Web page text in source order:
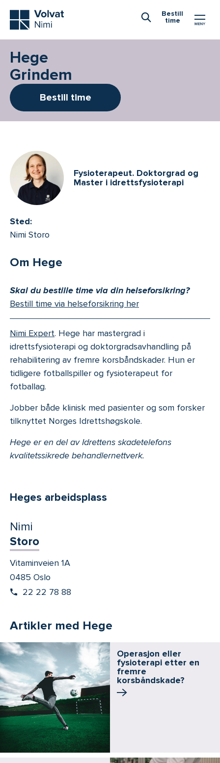
Bestill
time
Hege
Grindem
Bestill time
Fysioterapeut. Doktorgrad og
Master i idrettsfysioterapi
Sted:
Nimi Storo
Om Hege
Skal du bestille time via din helseforsikring?
Bestill time via helseforsikring her
Nimi Expert. Hege har mastergrad i
idrettsfysioterapi og doktorgradsavhandling på
rehabilitering av fremre korsbåndskader. Hun er
tidligere fotballspiller og fysioterapeut for
fotballag.
Jobber både klinisk med pasienter og som forsker
tilknyttet Norges Idrettshøgskole.
Hege er en del av Idrettens skadetelefons
kvalitetssikrede behandlernettverk.
Heges arbeidsplass
Nimi
Storo
Vitaminveien 1A
0485 Oslo
22 22 78 88
Artikler med Hege
Operasjon eller
fysioterapi etter en
fremre
korsbåndskade?